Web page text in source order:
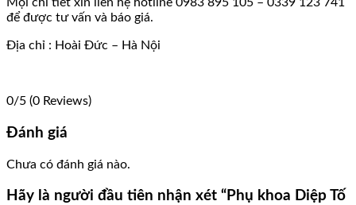
để được tư vấn và báo giá.
Địa chỉ : Hoài Đức – Hà Nội
0/5 (0 Reviews)
Đánh giá
Chưa có đánh giá nào.
Hãy là người đầu tiên nhận xét “Phụ khoa Diệp Tố